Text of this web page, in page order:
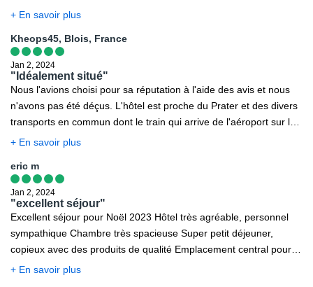
de la gare.
+ En savoir plus
Kheops45, Blois, France
Jan 2, 2024
"Idéalement situé"
Nous l'avions choisi pour sa réputation à l'aide des avis et nous
n'avons pas été déçus. L'hôtel est proche du Prater et des divers
transports en commun dont le train qui arrive de l'aéroport sur la
place Praterstern. C'est un hôtel bien tenu. La rue est calme. Le
grande avec une salle de bains spacieuse. Le petit déjeuner est
très copieux et permet ainsi de démarrer la journée avec le ventre
bien rempli. Il y a de tout, café, chocolat, confitures, gâteaux,
oeufs, charcuterie, jus de fruits fruits divers, céréales, bref, il ne
manque pas grand chose. Seul petit bémol, nous avions pris la
formule avec et cela n'a pas été respecté car notre chambre n'a
pas été faite de 3 jours. Nous l'avons signalé à la réception et
+ En savoir plus
eric m
Jan 2, 2024
"excellent séjour"
Excellent séjour pour Noël 2023 Hôtel très agréable, personnel
sympathique Chambre très spacieuse Super petit déjeuner,
copieux avec des produits de qualité Emplacement central pour
les transports et pour les visites
+ En savoir plus